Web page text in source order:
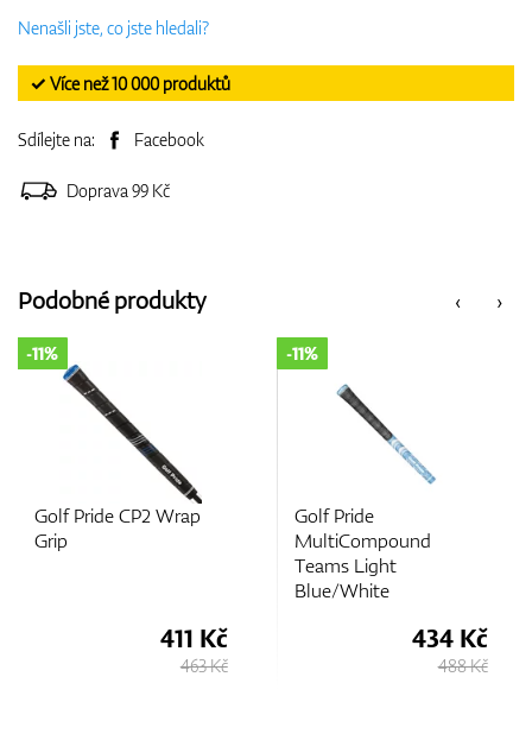
Nenašli jste, co jste hledali?
✓ Více než 10 000 produktů
Sdílejte na: Facebook
Doprava 99 Kč
‹
Podobné produkty ›
Pride CP2 Wrap
411 Kč
463 Kč
Golf Pride
MultiCompound
Teams Light
Blue/White
434 Kč
488 Kč